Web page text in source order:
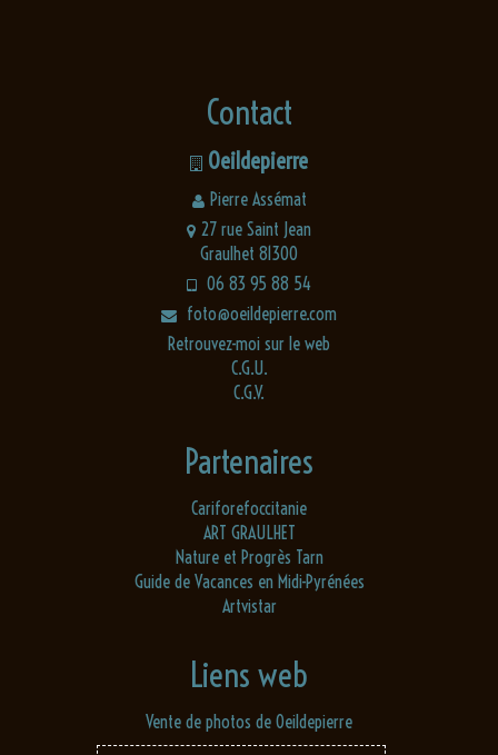
Contact
Oeildepierre
Pierre Assémat
27 rue Saint Jean
Graulhet 81300
06 83 95 88 54
foto@oeildepierre.com
Retrouvez-moi sur le web
C.G.U.
C.G.V.
Partenaires
Cariforefoccitanie
ART GRAULHET
Nature et Progrès Tarn
Guide de Vacances en Midi-Pyrénées
Artvistar
Liens web
Vente de photos de Oeildepierre